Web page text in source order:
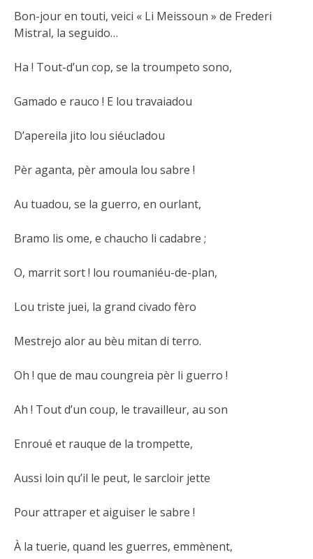
Bon-jour en touti, veici « Li Meissoun » de Frederi
Mistral, la seguido…
Ha ! Tout-d’un cop, se la troumpeto sono,
Gamado e rauco ! E lou travaiadou
D’apereila jito lou siéucladou
Pèraganta, pèr amoula lou sabre !
Au tuadou, se la guerro, en ourlant,
Bramo lis ome, e chaucho li cadabre ;
O, marrit sort ! lou roumaniéu-de-plan,
Lou triste juei, la grand civado fèro
Mestrejo alor au bèu mitan di terro.
Oh ! que de mau coungreia pèr li guerro !
Ah ! Tout d’un coup, le travailleur, au son
Enroué et rauque de la trompette,
Aussi loin qu’il le peut, le sarcloir jette
Pour attraper et aiguiser le sabre !
À la tuerie, quand les guerres, emmènent,